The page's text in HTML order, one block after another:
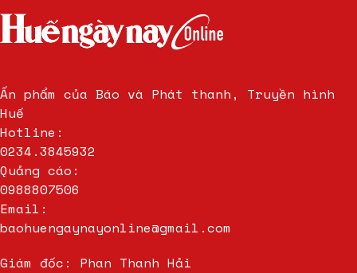
Ấn phẩm của Báo và Phát thanh, Truyền hình
Huế
Hotline:
0234.3845932
Quảng cáo:
0988807506
Email:
baohuengaynayonline@gmail.com
Giám đốc: Phan Thanh Hải